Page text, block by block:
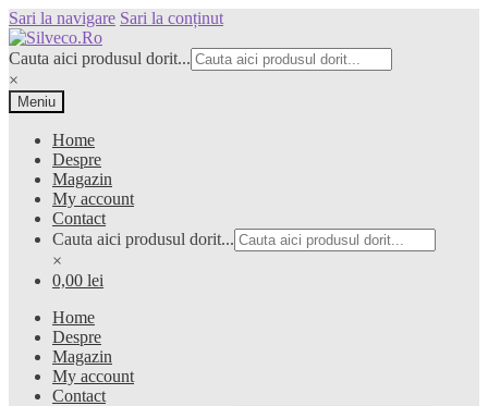
Sari la navigare Sari la conținut
Cauta aici produsul dorit...
×
Meniu
Home
Despre
Magazin
My account
Contact
Cauta aici produsul dorit...
×
0,00 lei
Home
Despre
Magazin
My account
Contact